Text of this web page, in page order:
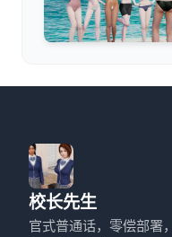
校长先生
官式普通话，零偿部署